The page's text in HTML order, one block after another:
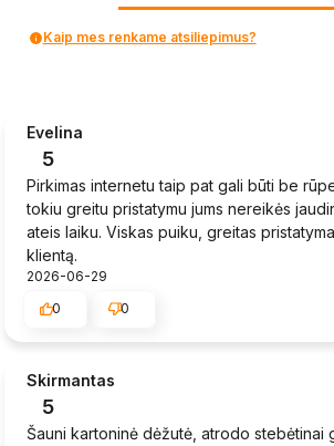
Kaip mes renkame atsiliepimus?
Evelina
5
Pirkimas internetu taip pat gali būti be
tokiu greitu pristatymu jums nereikės
ateis laiku. Viskas puiku, greitas
klientą.
2026-06-29
0
0
Skirmantas
5
Šauni kartoninė dėžutė, atrodo stebėtinai